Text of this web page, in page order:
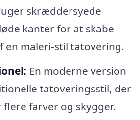
skræddersyede
kanter for at skabe
en maleri-stil tatovering.
En moderne version
tatoveringsstil, der
farver og skygger.